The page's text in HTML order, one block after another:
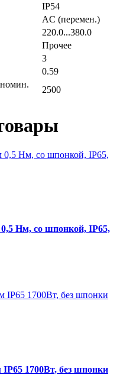
IP54
AC (перемен.)
220.0...380.0
Прочее
3
0.59
2500
Нм, со шпонкой, IP65,
1700Вт, без шпонки